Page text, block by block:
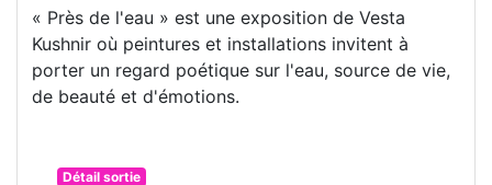
« Près de l'eau » est une exposition de Vesta
Kushnir où peintures et installations invitent à
porter un regard poétique sur l'eau, source de vie,
de beauté et d'émotions.
Détail sortie